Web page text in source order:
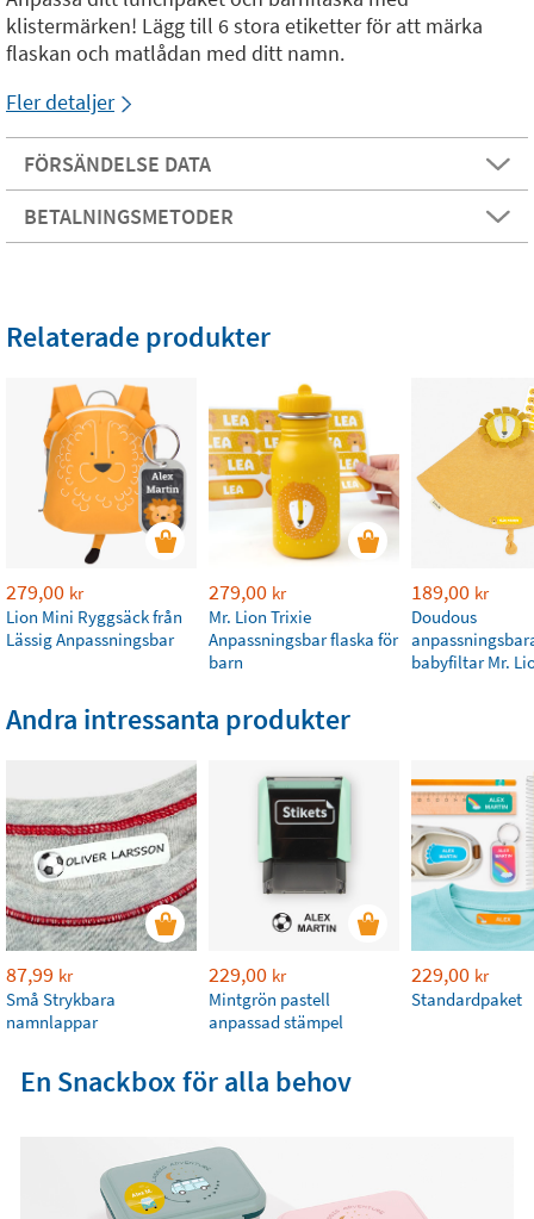
klistermärken! Lägg till 6 stora etiketter för att märka
flaskan och matlådan med ditt namn.
Fler detaljer
FÖRSÄNDELSE DATA
BETALNINGSMETODER
Relaterade produkter
279,00 kr
Lion Mini Ryggsäck från
Lässig Anpassningsbar
279,00 kr
Mr. Lion Trixie
Anpassningsbar flaska för
barn
189,00 kr
Doudous
babyfiltar Mr.
Andra intressanta produkter
87,99 kr
Små Strykbara
namnlappar
229,00 kr
Mintgrön pastell
anpassad stämpel
229,00 kr
Standardpaket
En Snackbox för alla behov